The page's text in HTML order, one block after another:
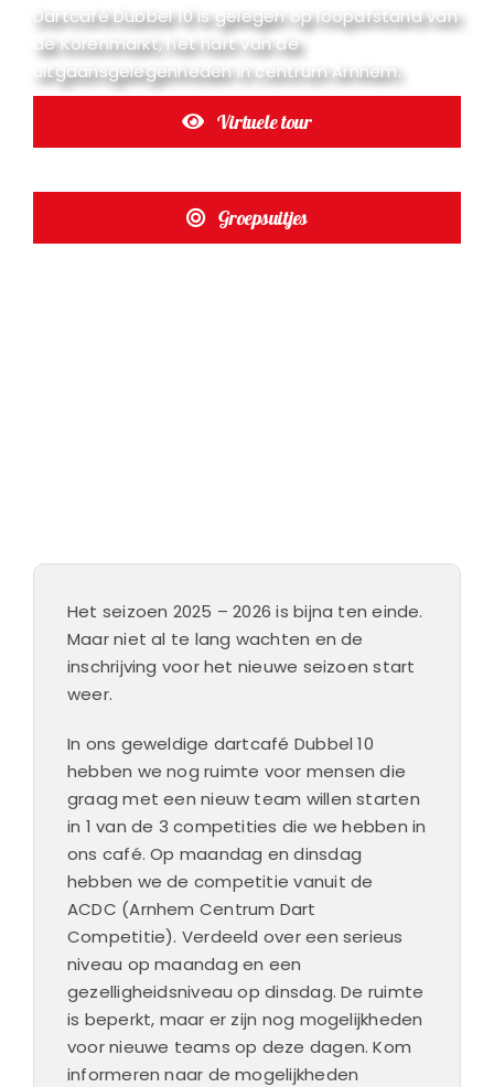
Toernooien
Jeugd
Dartcafé Dubbel 10 is gelegen op loopafstand van
de Korenmarkt, het hart van de
uitgaansgelegenheden in centrum Arnhem.
Virtuele tour
Groepsuitjes
Het seizoen 2025 – 2026 is bijna ten einde.
Maar niet al te lang wachten en de
inschrijving voor het nieuwe seizoen start
weer.
In ons geweldige dartcafé Dubbel 10
hebben we nog ruimte voor mensen die
graag met een nieuw team willen starten
in 1 van de 3 competities die we hebben in
ons café. Op maandag en dinsdag
hebben we de competitie vanuit de
ACDC (Arnhem Centrum Dart
Competitie). Verdeeld over een serieus
niveau op maandag en een
gezelligheidsniveau op dinsdag. De ruimte
is beperkt, maar er zijn nog mogelijkheden
voor nieuwe teams op deze dagen. Kom
informeren naar de mogelijkheden